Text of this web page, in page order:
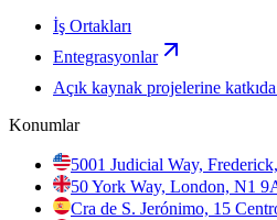
İş Ortakları
Entegrasyonlar
Açık kaynak projelerine
Konumlar
5001 Judicial Way,
50 York Way, London, N1
Cra de S. Jerónimo, 15